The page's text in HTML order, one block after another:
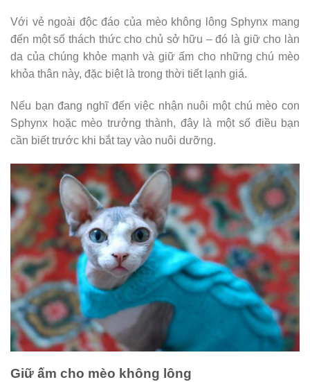
Với vẻ ngoài độc đáo của mèo không lông Sphynx mang
đến một số thách thức cho chủ sở hữu – đó là giữ cho làn
da của chúng khỏe mạnh và giữ ấm cho những chú mèo
khỏa thân này, đặc biệt là trong thời tiết lạnh giá.
Nếu bạn đang nghĩ đến việc nhận nuôi một chú mèo con
Sphynx hoặc mèo trưởng thành, đây là một số điều bạn
cần biết trước khi bắt tay vào nuôi dưỡng.
Giữ ấm cho mèo không lông